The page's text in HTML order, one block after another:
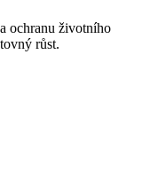
ochranu životního
růst.